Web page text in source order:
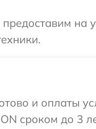
на
и оплаты
сроком до 3